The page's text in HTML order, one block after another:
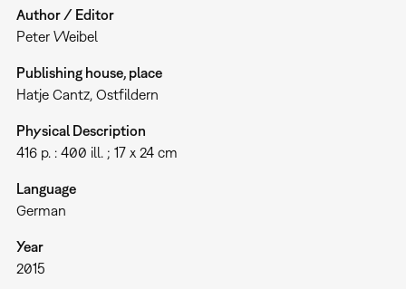
Author / Editor
Peter Weibel
Publishing house, place
Hatje Cantz, Ostfildern
Physical Description
416 p. : 400 ill. ; 17 x 24 cm
Language
German
Year
2015